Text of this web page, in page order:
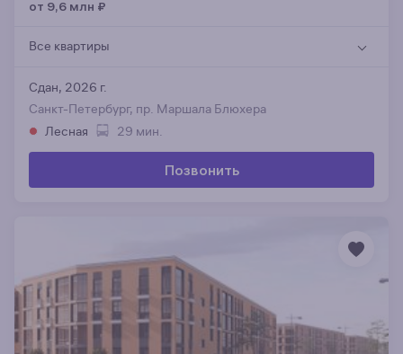
от 9,6 млн ₽
Все квартиры
Сдан, 2026 г.
Санкт-Петербург, пр. Маршала Блюхера
Лесная
29 мин.
Позвонить